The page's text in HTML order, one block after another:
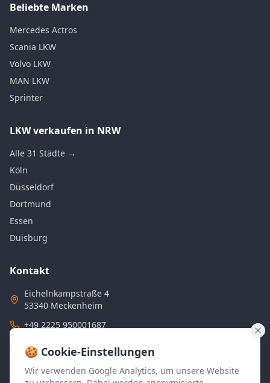
🍪 Cookie-Einstellungen
Wir verwenden Google Analytics, um unsere Website
Beliebte Marken
Mercedes Actros
Scania LKW
Volvo LKW
MAN LKW
Sprinter
LKW verkaufen in NRW
Alle 31 Städte →
Köln
Düsseldorf
Dortmund
Essen
Duisburg
Kontakt
Eichelnkampstraße 4
53340 Meckenheim
+49 2225 950001687
E-Mail anzeigen (Schutz vor Spam)